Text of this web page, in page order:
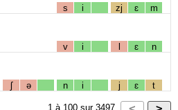
s i zj ɛ m
v i l ɛ n
ʃ ə n i j ɛ t
1 à 100 sur 3497